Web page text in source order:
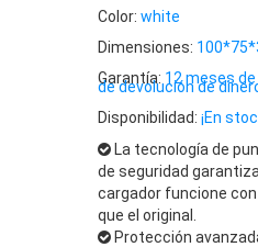
Color: white
Dimensiones:
Garantía: 12 meses
de devolución de
Disponibilidad: ¡En
La tecnología de
de seguridad
cargador funcione
que el original.
Protección